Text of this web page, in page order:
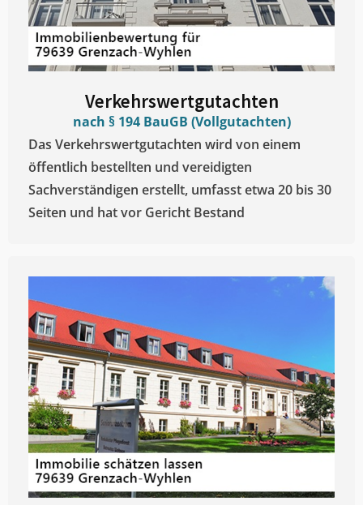
Verkehrswertgutachten
nach § 194 BauGB (Vollgutachten)
Das Verkehrswertgutachten wird von einem
öffentlich bestellten und vereidigten
Sachverständigen erstellt, umfasst etwa 20 bis 30
Seiten und hat vor Gericht Bestand